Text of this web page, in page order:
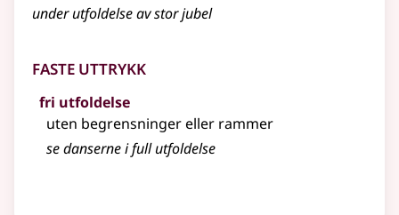
underutfoldelseav stor jubel
Faste uttrykk
fri utfoldelse
uten begrensninger eller rammer
se danserne i fullutfoldelse